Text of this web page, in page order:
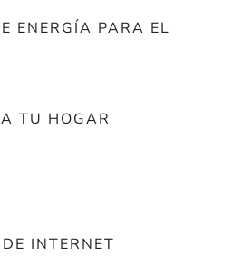
ENERGÍA PARA EL
TU HOGAR
INTERNET